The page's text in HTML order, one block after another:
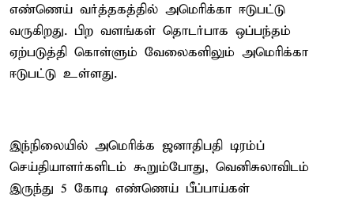
எண்ணெய் வர்த்தகத்தில் அமெரிக்கா ஈடுபட்டு
வருகிறது. பிற வளங்கள் தொடர்பாக ஒப்பந்தம்
ஏற்படுத்தி கொள்ளும் வேலைகளிலும் அமெரிக்கா
ஈடுபட்டு உள்ளது.
இந்நிலையில் அமெரிக்க ஜனாதிபதி டிரம்ப்
செய்தியாளர்களிடம் கூறும்போது, வெனிசுலாவிடம்
இருந்து 5 கோடி எண்ணெய் பீப்பாய்கள்